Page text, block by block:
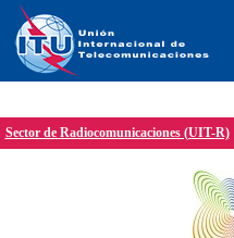
Sector de Radiocomunicaciones (UIT-R)